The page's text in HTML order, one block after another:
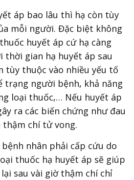
áp bao lâu thì hạ còn tùy
mỗi người. Đặc biệt không
huyết áp cứ hạ càng
thời gian hạ huyết áp sau
tùy thuộc vào nhiều yếu tố
trạng người bệnh, khả năng
loại thuốc,… Nếu huyết áp
ra các biến chứng như đau
chí tử vong.
nhân phải cấp cứu do
thuốc hạ huyết áp sẽ giúp
sau vài giờ thậm chí chỉ